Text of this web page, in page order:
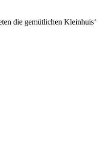
die gemütlichen Kleinhuis‘